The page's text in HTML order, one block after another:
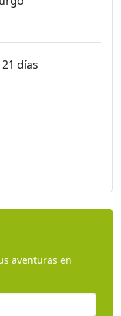
días
aventuras en